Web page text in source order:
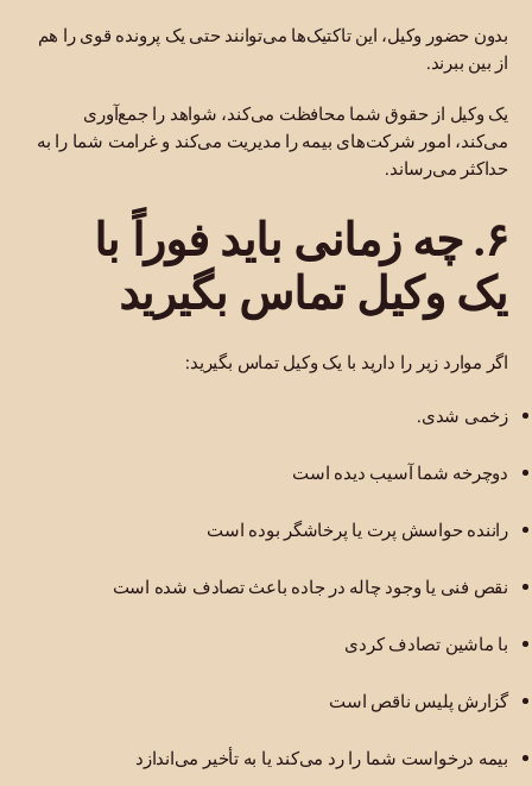
بدون حضور وکیل، این تاکتیک‌ها می‌توانند حتی یک پرونده قوی را هم
از بین ببرند.
یک وکیل از حقوق شما محافظت می‌کند، شواهد را جمع‌آوری
می‌کند، امور شرکت‌های بیمه را مدیریت می‌کند و غرامت شما را به
حداکثر می‌رساند.
۶. چه زمانی باید فوراً با
یک وکیل تماس بگیرید
اگر موارد زیر را دارید با یک وکیل تماس بگیرید:
زخمی شدی.
دوچرخه شما آسیب دیده است
راننده حواسش پرت یا پرخاشگر بوده است
نقص فنی یا وجود چاله در جاده باعث تصادف شده است
با ماشین تصادف کردی
گزارش پلیس ناقص است
بیمه درخواست شما را رد می‌کند یا به تأخیر می‌اندازد